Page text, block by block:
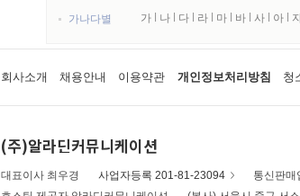
가나다별 가 l 나 l 다 l 라 l 마 l 바 l 사 l 아 l
회사소개 채용안내 이용약관 개인정보처리방침 청
(주)알라딘커뮤니케이션
대표이사 최우경 사업자등록 201-81-23094 통신판